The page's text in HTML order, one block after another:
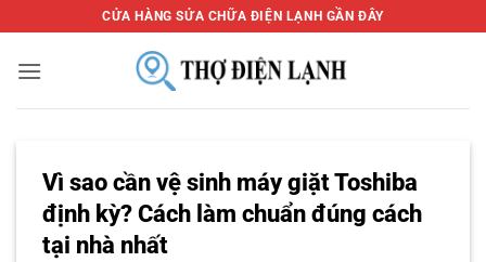
qua
nội
CỬA HÀNG SỬA CHỮA ĐIỆN LẠNH GẦN ĐÂY
Vì sao cần vệ sinh máy giặt Toshiba
định kỳ? Cách làm chuẩn đúng cách
tại nhà nhất